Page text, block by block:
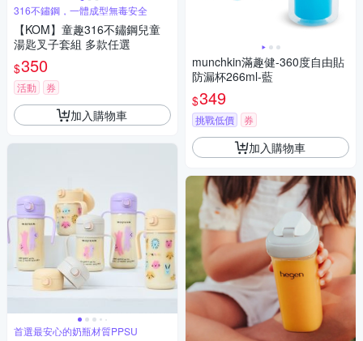
316不鏽鋼，一體成型無毒安全
【KOM】童趣316不鏽鋼兒童
湯匙叉子套組 多款任選
$350
活動 券
加入購物車
首選最安心的奶瓶材質PPSU
munchkin滿趣健-360度自由貼
防漏杯266ml-藍
$349
挑戰低價 券
加入購物車